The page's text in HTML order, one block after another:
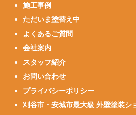
施工事例
ただいま塗替え中
よくあるご質問
会社案内
スタッフ紹介
お問い合わせ
プライバシーポリシー
刈谷市・安城市最大級 外壁塗装シ